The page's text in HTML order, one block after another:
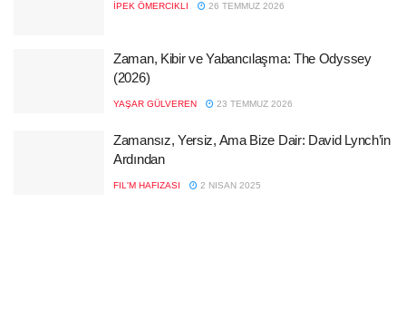
İPEK ÖMERCIKLI 26 TEMMUZ 2026
Zaman, Kibir ve Yabancılaşma: The Odyssey
(2026)
YAŞAR GÜLVEREN 23 TEMMUZ 2026
Zamansız, Yersiz, Ama Bize Dair: David Lynch’in
Ardından
FIL'M HAFIZASI 2 NISAN 2025